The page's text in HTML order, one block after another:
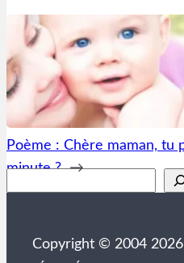
Poème : Chère maman, tu
minute ? →
Copyright © 2004 2026